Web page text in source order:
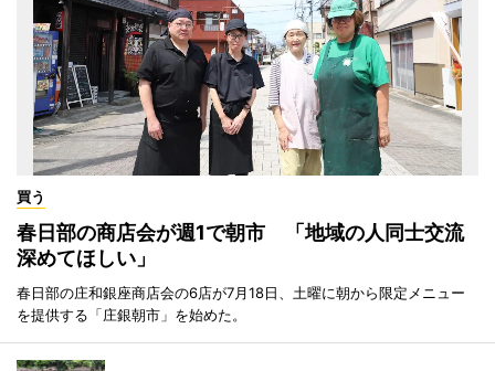
買う
春日部の商店会が週1で朝市 「地域の人同士交流
深めてほしい」
春日部の庄和銀座商店会の6店が7月18日、土曜に朝から限定メニュー
を提供する「庄銀朝市」を始めた。